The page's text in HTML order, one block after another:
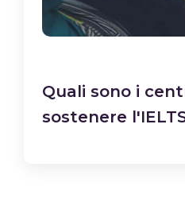
Quali sono i
sostenere